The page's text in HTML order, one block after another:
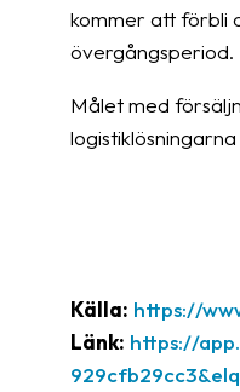
kommer att förbli
övergångsperiod.
Målet med
Källa: https://
Länk: https://